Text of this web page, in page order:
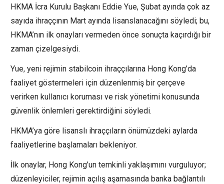
HKMA İcra Kurulu Başkanı Eddie Yue, Şubat ayında çok az
sayıda ihraççının Mart ayında lisanslanacağını söyledi; bu,
HKMA’nın ilk onayları vermeden önce sonuçta kaçırdığı bir
zaman çizelgesiydi.
Yue, yeni rejimin stabilcoin ihraççılarına Hong Kong’da
faaliyet göstermeleri için düzenlenmiş bir çerçeve
verirken kullanıcı koruması ve risk yönetimi konusunda
güvenlik önlemleri gerektirdiğini söyledi.
HKMA’ya göre lisanslı ihraççıların önümüzdeki aylarda
faaliyetlerine başlamaları bekleniyor.
İlk onaylar, Hong Kong’un temkinli yaklaşımını vurguluyor;
düzenleyiciler, rejimin açılış aşamasında banka bağlantılı